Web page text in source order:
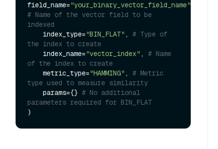
field_name="your_binary_vector_field_name"
# Name of the vector field to be
indexed
    index_type=
"BIN_FLAT" , # Type of
the index to create
    index_name=
"vector_index" , # Name
of the index to create
    metric_type=
"HAMMING" , # Metric
type used to measure similarity
    params={}
# No additional
parameters required for BIN_FLAT